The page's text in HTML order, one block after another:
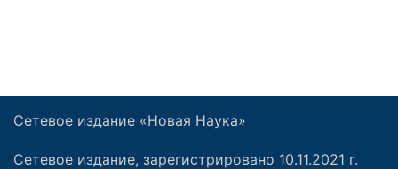
Сетевое издание «Новая Наука»
Сетевое издание, зарегистрировано 10.11.2021 г.